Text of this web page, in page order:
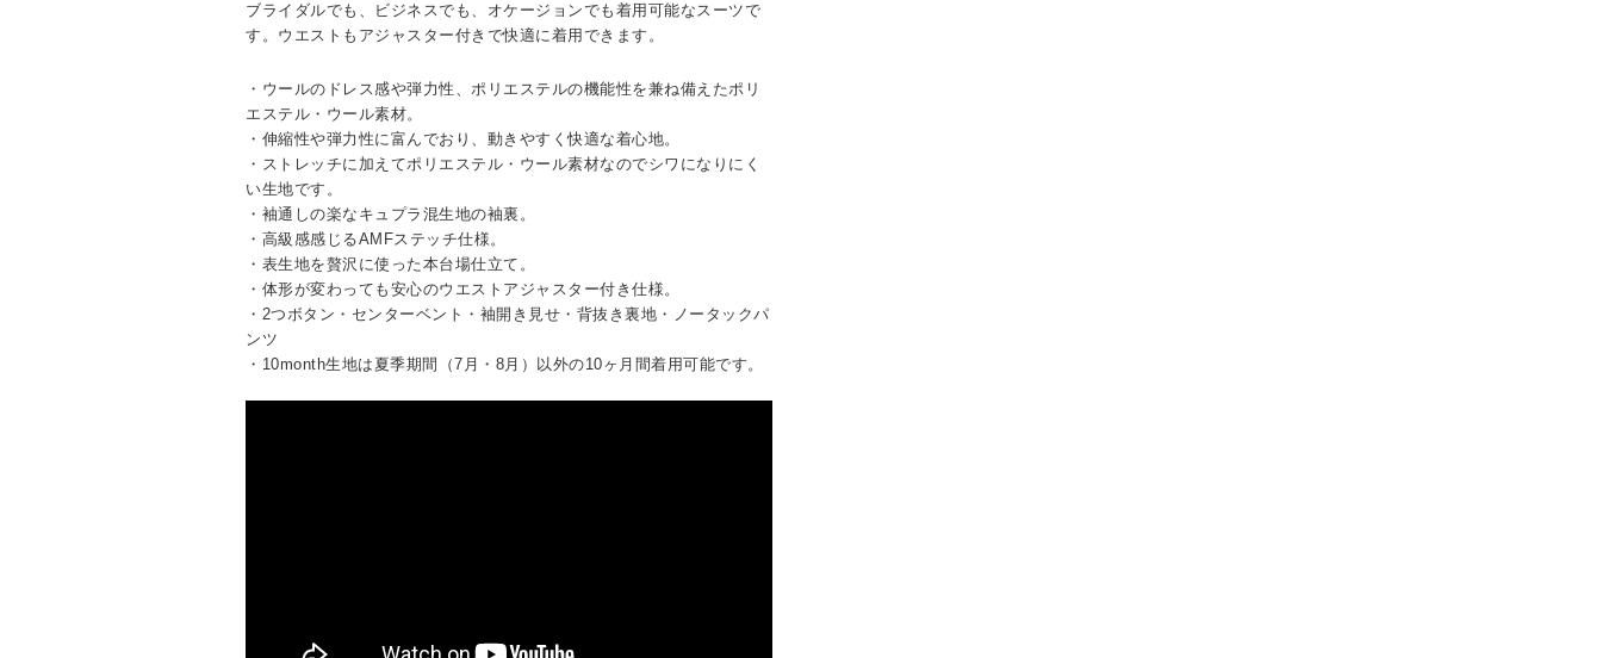
ブライダルでも、ビジネスでも、オケージョンでも着用可能なスーツで
す。ウエストもアジャスター付きで快適に着用できます。
・ウールのドレス感や弾力性、ポリエステルの機能性を兼ね備えたポリ
エステル・ウール素材。
・伸縮性や弾力性に富んでおり、動きやすく快適な着心地。
・ストレッチに加えてポリエステル・ウール素材なのでシワになりにく
い生地です。
・袖通しの楽なキュプラ混生地の袖裏。
・高級感感じるAMFステッチ仕様。
・表生地を贅沢に使った本台場仕立て。
・体形が変わっても安心のウエストアジャスター付き仕様。
・2つボタン・センターベント・袖開き見せ・背抜き裏地・ノータックパ
ンツ
・10month生地は夏季期間（7月・8月）以外の10ヶ月間着用可能です。